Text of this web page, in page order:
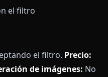
el filtro
el filtro. Precio:
de imágenes: No